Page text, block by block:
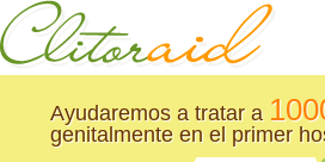
Ayudaremos a tratar a
genitalmente en el primer